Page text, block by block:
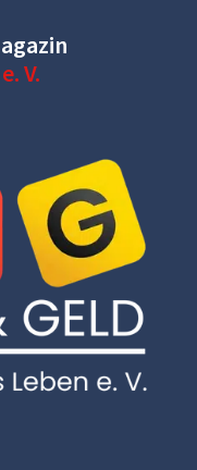
V.